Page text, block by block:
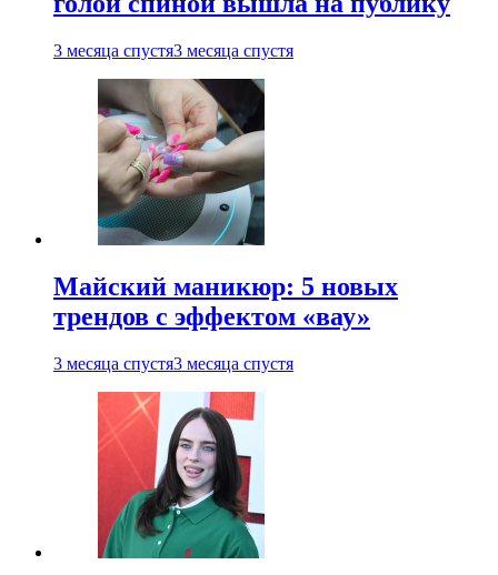
3 месяца спустя3 месяца спустя
Майский маникюр: 5 новых
трендов с эффектом «вау»
3 месяца спустя3 месяца спустя